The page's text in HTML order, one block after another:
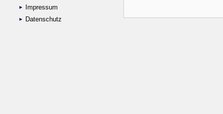
Impressum
Datenschutz